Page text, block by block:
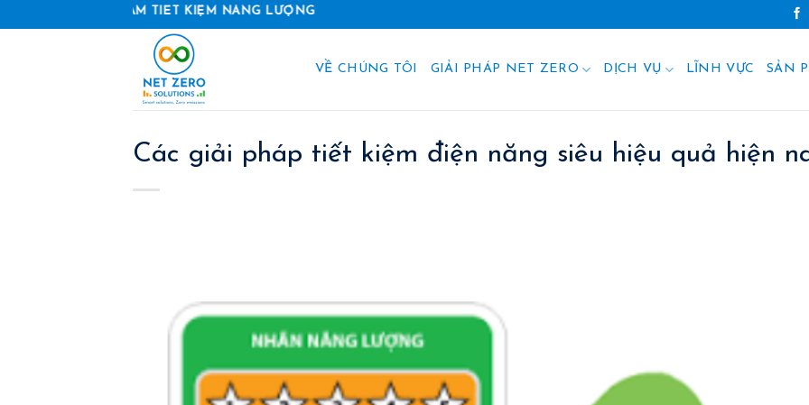
SẢN PHẨM TIẾT KIỆM NĂNG LƯỢNG
VỀ CHÚNG TÔI GIẢI PHÁP NET ZERO DỊCH VỤ LĨNH VỰC SẢN
Các giải pháp tiết kiệm điện năng siêu hiệu quả hiện